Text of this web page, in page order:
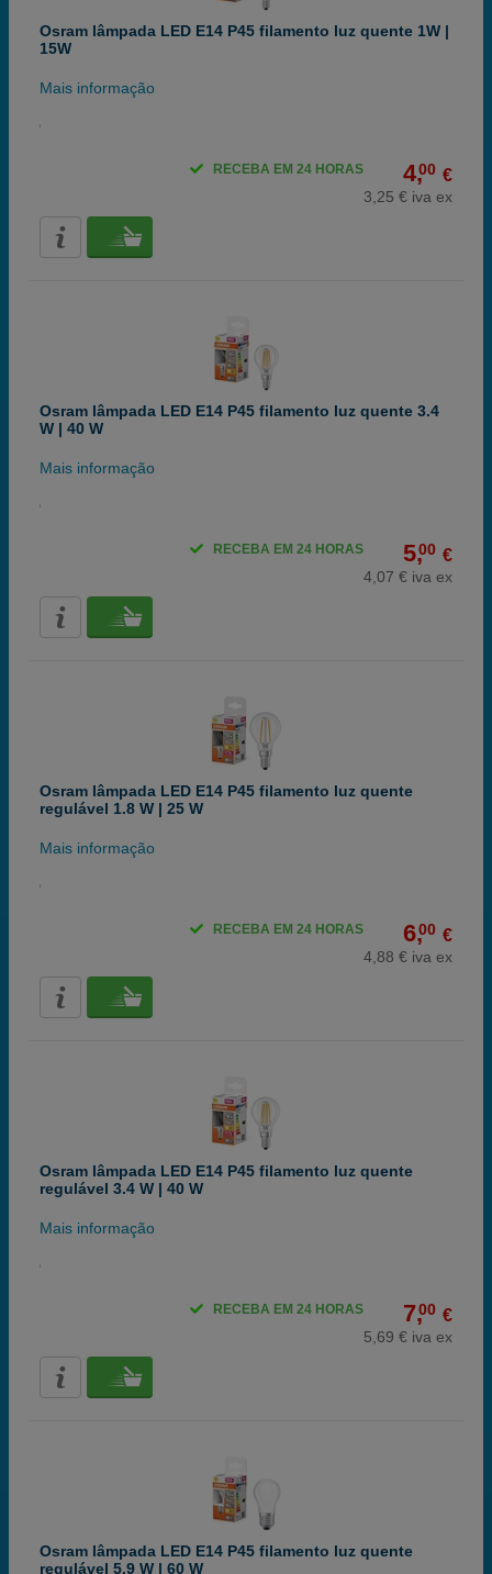
Osram lâmpada LED E14 P45 filamento luz quente 1W |
15W
Mais informação
4,00 €
3,25 € iva ex
RECEBA EM 24 HORAS
Osram lâmpada LED E14 P45 filamento luz quente 3.4
W | 40 W
Mais informação
5,00 €
4,07 € iva ex
RECEBA EM 24 HORAS
Osram lâmpada LED E14 P45 filamento luz quente
regulável 1.8 W | 25 W
Mais informação
6,00 €
4,88 € iva ex
RECEBA EM 24 HORAS
Osram lâmpada LED E14 P45 filamento luz quente
regulável 3.4 W | 40 W
Mais informação
7,00 €
5,69 € iva ex
RECEBA EM 24 HORAS
Osram lâmpada LED E14 P45 filamento luz quente
regulável 5.9 W | 60 W